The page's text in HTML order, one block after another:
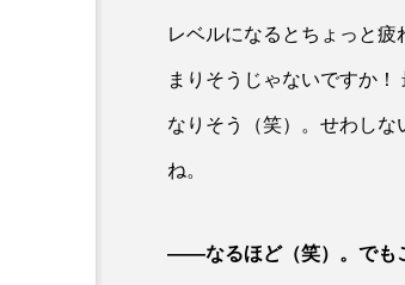
レベルになるとちょっと疲
まりそうじゃないですか
なりそう（笑）。せわし
ね。
――なるほど（笑）。でも